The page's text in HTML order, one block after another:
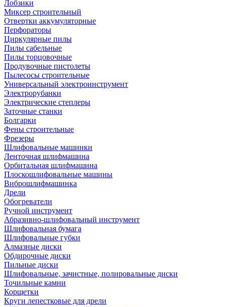
Лобзики
Миксер строительный
Отвертки аккумуляторные
Перфораторы
Циркулярные пилы
Пилы сабельные
Пилы торцовочные
Продувочные пистолеты
Пылесосы строительные
Универсальный электроинструмент
Электрорубанки
Электрические степлеры
Заточные станки
Болгарки
Фены строительные
Фрезеры
Шлифовальные машинки
Ленточная шлифмашина
Орбитальная шлифмашина
Плоскошлифовальные машины
Виброшлифмашинка
Дрели
Обогреватели
Ручной инструмент
Абразивно-шлифовальный инструмент
Шлифовальная бумага
Шлифовальные губки
Алмазные диски
Обдирочные диски
Пильные диски
Шлифовальные, зачистные, полировальные диски
Точильные камни
Корщетки
Круги лепестковые для дрели